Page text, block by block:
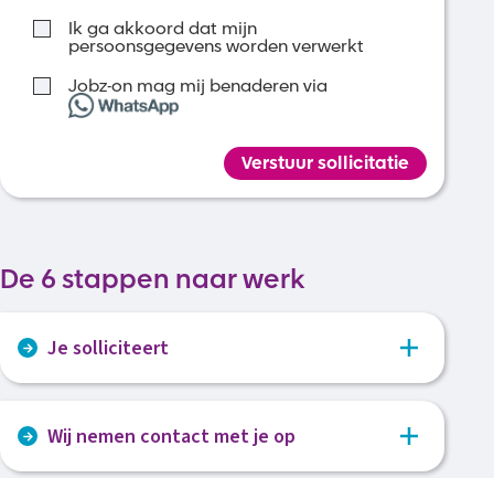
Ik ga akkoord dat mijn
persoonsgegevens worden verwerkt
Jobz-on mag mij benaderen via
Verstuur sollicitatie
De 6 stappen naar werk
Je solliciteert
in. Voeg je je cv en eventueel motivatie bij.
Wij nemen contact met je op